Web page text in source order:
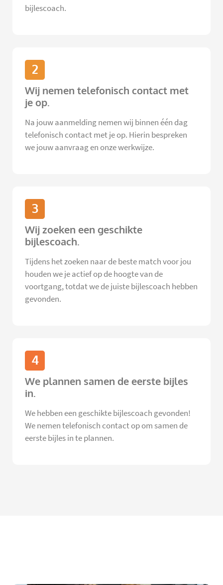
bijlescoach.
2
Wij nemen telefonisch contact met
je op.
Na jouw aanmelding nemen wij binnen één dag
telefonisch contact met je op. Hierin bespreken
we jouw aanvraag en onze werkwijze.
3
Wij zoeken een geschikte
bijlescoach.
Tijdens het zoeken naar de beste match voor jou
houden we je actief op de hoogte van de
voortgang, totdat we de juiste bijlescoach hebben
gevonden.
4
We plannen samen de eerste bijles
in.
We hebben een geschikte bijlescoach gevonden!
We nemen telefonisch contact op om samen de
eerste bijles in te plannen.